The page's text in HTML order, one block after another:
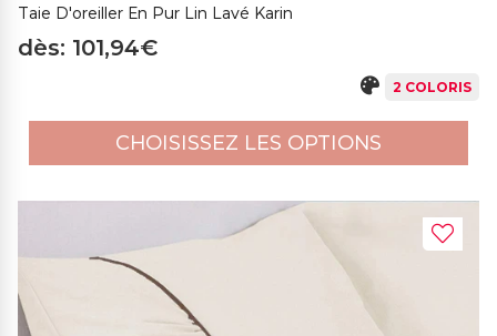
Taie D'oreiller En Pur Lin Lavé Karin
dès: 101,94€
2 COLORIS
CHOISISSEZ LES OPTIONS